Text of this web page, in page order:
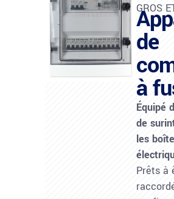
GROS
de
à
Équipé
de
les
Prêts à